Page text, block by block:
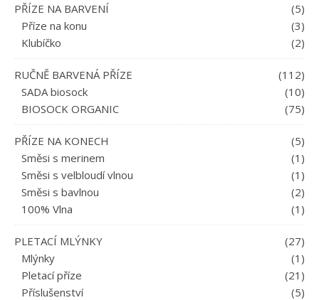
PŘÍZE NA BARVENÍ
(5)
Příze na konu
(3)
Klubíčko
(2)
RUČNĚ BARVENÁ PŘÍZE
(112)
SADA biosock
(10)
BIOSOCK ORGANIC
(75)
PŘÍZE NA KONECH
(5)
Směsi s merinem
(1)
Směsi s velbloudí vlnou
(1)
Směsi s bavlnou
(2)
100% Vlna
(1)
PLETACÍ MLÝNKY
(27)
Mlýnky
(1)
Pletací příze
(21)
Příslušenství
(5)